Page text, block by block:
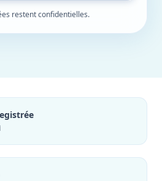
restent confidentielles.